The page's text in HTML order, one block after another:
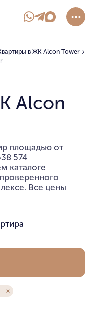
в ЖК Alcon Tower
Alcon
площадью от
574
каталоге
Все цены